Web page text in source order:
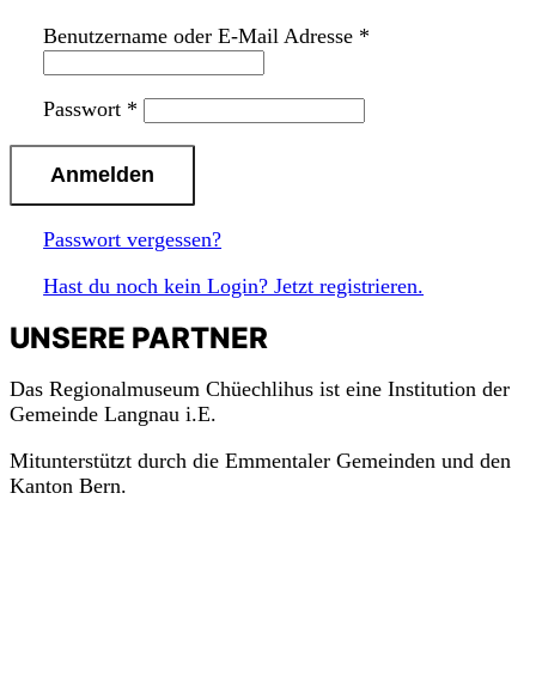
Benutzername oder E-Mail Adresse *
Passwort *
Passwort vergessen?
Hast du noch kein Login? Jetzt registrieren.
UNSERE PARTNER
Das Regionalmuseum Chüechlihus ist eine Institution der
Gemeinde Langnau i.E.
Mitunterstützt durch die Emmentaler Gemeinden und den
Kanton Bern.